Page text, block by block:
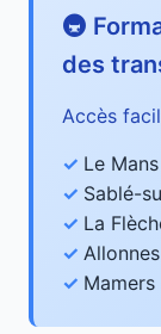
🚇
des
Accès
Le
Sablé-
La
Mamers